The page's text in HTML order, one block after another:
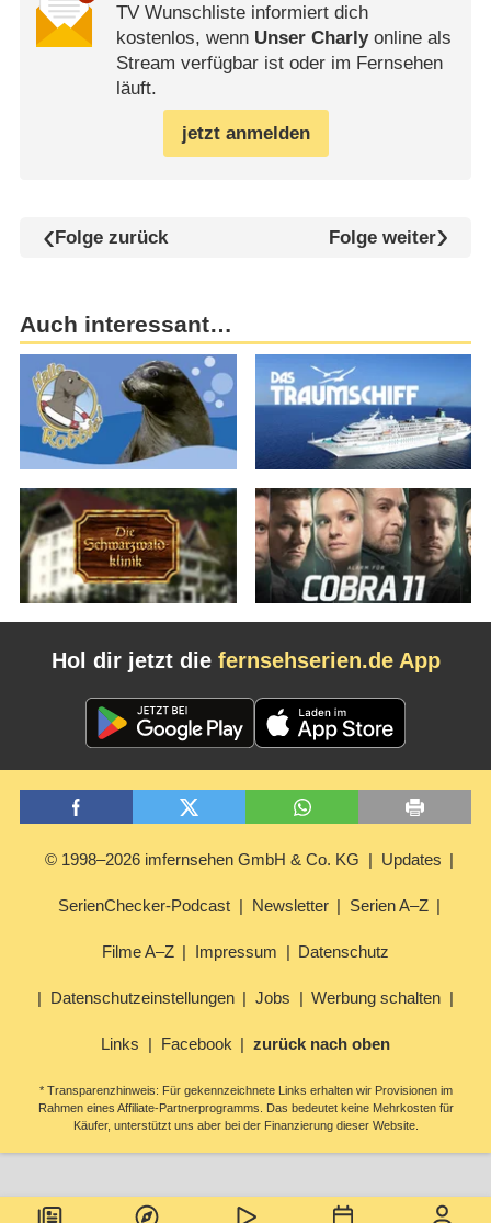
TV Wunschliste informiert dich
kostenlos, wenn Unser Charlyonline als
Stream verfügbar ist oder im Fernsehen
läuft.
jetzt anmelden
Folge zurück Folge weiter
Auch interessant…
Hol dir jetzt die fernsehserien.de App
© 1998–2026 imfernsehen GmbH & Co. KG Updates
SerienChecker-Podcast Newsletter Serien A–Z
Filme A–Z Impressum Datenschutz
Datenschutzeinstellungen Jobs Werbung schalten
Links Facebook zurück nach oben
* Transparenzhinweis: Für gekennzeichnete Links erhalten wir Provisionen im
Rahmen eines Affiliate-Partnerprogramms. Das bedeutet keine Mehrkosten für
Käufer, unterstützt uns aber bei der Finanzierung dieser Website.